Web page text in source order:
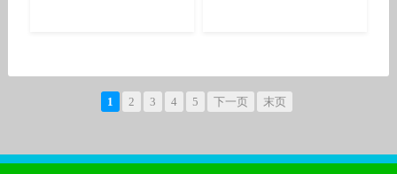
1 2 3 4 5 下一页 末页